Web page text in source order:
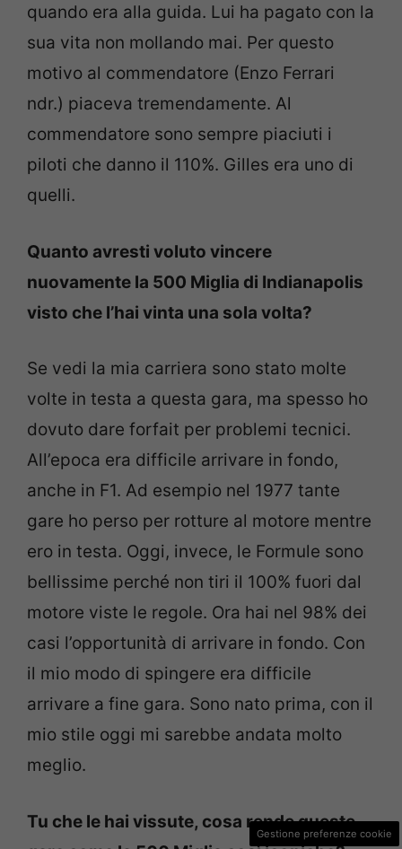
quando era alla guida. Lui ha pagato con la
sua vita non mollando mai. Per questo
motivo al commendatore (Enzo Ferrari
ndr.) piaceva tremendamente. Al
commendatore sono sempre piaciuti i
piloti che danno il 110%. Gilles era uno di
quelli.
Quanto avresti voluto vincere
nuovamente la 500 Miglia di Indianapolis
visto che l’hai vinta una sola volta?
Se vedi la mia carriera sono stato molte
volte in testa a questa gara, ma spesso ho
dovuto dare forfait per problemi tecnici.
All’epoca era difficile arrivare in fondo,
anche in F1. Ad esempio nel 1977 tante
gare ho perso per rotture al motore mentre
ero in testa. Oggi, invece, le Formule sono
bellissime perché non tiri il 100% fuori dal
motore viste le regole. Ora hai nel 98% dei
casi l’opportunità di arrivare in fondo. Con
il mio modo di spingere era difficile
arrivare a fine gara. Sono nato prima, con il
mio stile oggi mi sarebbe andata molto
meglio.
Tu che le hai vissute, cosa rende queste
Gestione preferenze cookie